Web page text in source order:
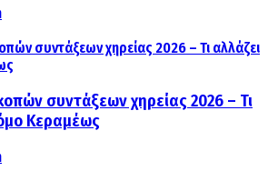
συντάξεων χηρείας 2026 – Τι
Κεραμέως